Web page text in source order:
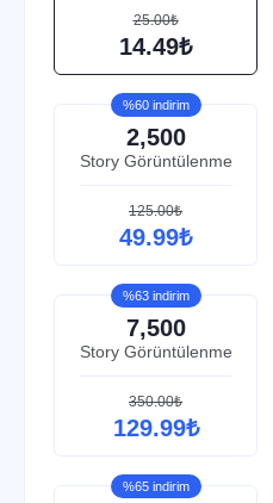
25.00₺
14.49₺
%60 indirim
2,500
Story Görüntülenme
125.00₺
49.99₺
%63 indirim
7,500
Story Görüntülenme
350.00₺
129.99₺
%65 indirim